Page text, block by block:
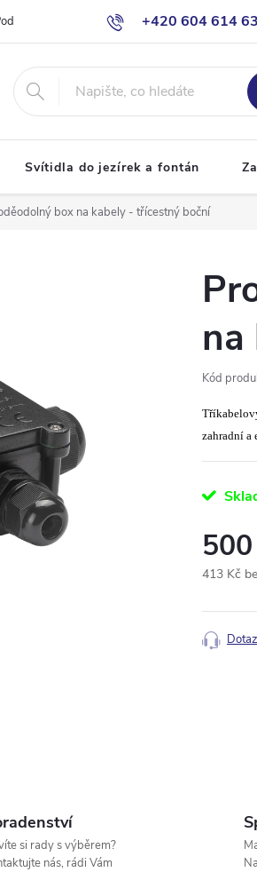
+420 604 614
info@bazenove-
ochrany osobních údajů Odstoupení
Svítidla do jezírek a fontán
box na kabely - třícestný boční
Kód
zahradní a
413 Kč
cena:
si rady s výběrem?
nás, rádi Vám